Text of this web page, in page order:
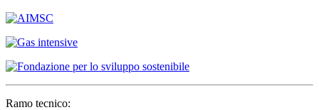
Ramo tecnico: